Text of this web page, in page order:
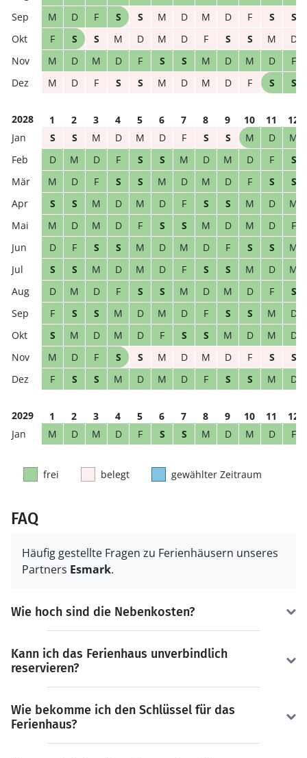
M
D F S S M D M D F S
S
F
S S M D M D F S S M
D
M
D M D F S S M D M D
F
M
D F S S M D M D F S S
2028 1 2 3 4 5 6 7 8 9 10 11
12
S
S M D M D F S S M D
M
D
M D F S S M D M D F
S
M
D F S S M D M D F S
S
S
S M D M D F S S M D
M
M
D M D F S S M D M D
F
D
F S S M D M D F S S
M
S
S M D M D F S S M D
M
D
M D F S S M D M D F
S
F
S S M D M D F S S M
D
S
M D M D F S S M D M
D
M
D F S S M D M D F S
S
F
S S M D M D F S S M D
2029 1 2 3 4 5 6 7 8 9 10 11
12
M
D M D F S S M D M D F
frei belegt gewählter Zeitraum
FAQ
Häufig gestellte Fragen zu Ferienhäusern unseres
Partners Esmark.
Wie hoch sind die Nebenkosten?
Kann ich das Ferienhaus unverbindlich
reservieren?
Wie bekomme ich den Schlüssel für das
Ferienhaus?